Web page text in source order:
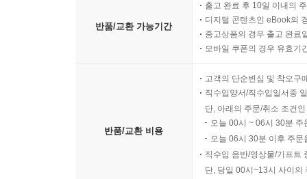
반품/교환 가능기간
출고 완료 후 10일 이내의
디지털 콘텐츠인 eBook의
중고상품의 경우 출고 완료
모바일 쿠폰의 경우 유효기
반품/교환 비용
고객의 단순변심 및 착오구
직수입양서/직수입일서중
단, 아래의 주문/취소 조건
오늘 00시 ~ 06시 30분
오늘 06시 30분 이후 주
직수입 음반/영상물/기프트
단, 당일 00시~13시 사이의